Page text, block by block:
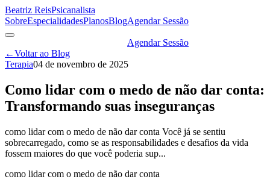
Beatriz ReisPsicanalista
SobreEspecialidadesPlanosBlogAgendar Sessão
Agendar Sessão
←Voltar ao Blog
Terapia04 de novembro de 2025
Como lidar com o medo de não dar conta:
Transformando suas inseguranças
como lidar com o medo de não dar conta Você já se sentiu
sobrecarregado, como se as responsabilidades e desafios da vida
fossem maiores do que você poderia sup...
como lidar com o medo de não dar conta